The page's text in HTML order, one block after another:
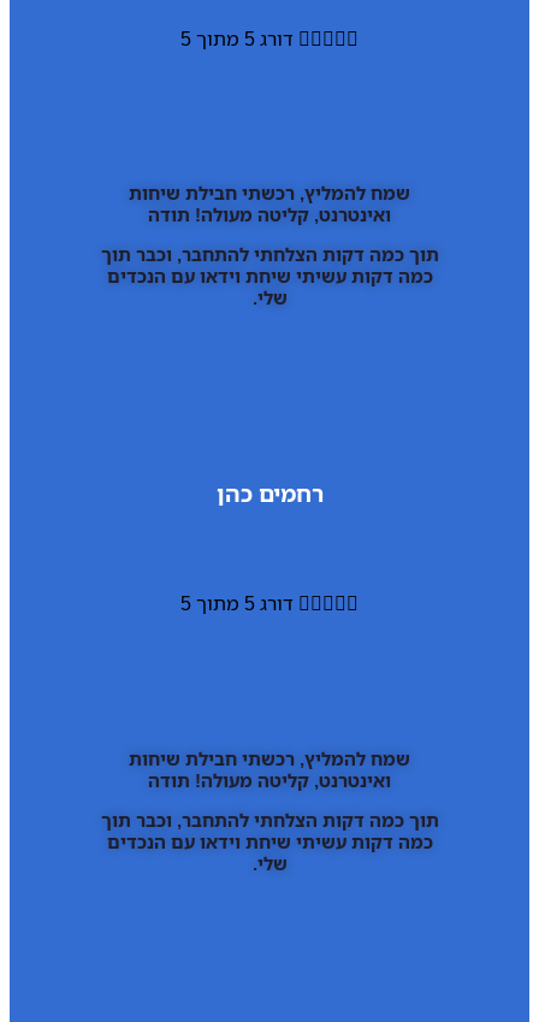
 דורג 5 מתוך 5
שמח להמליץ, רכשתי חבילת שיחות
ואינטרנט, קליטה מעולה! תודה
תוך כמה דקות הצלחתי להתחבר, וכבר תוך
כמה דקות עשיתי שיחת וידאו עם הנכדים
שלי.
רחמים כהן
 דורג 5 מתוך 5
שמח להמליץ, רכשתי חבילת שיחות
ואינטרנט, קליטה מעולה! תודה
תוך כמה דקות הצלחתי להתחבר, וכבר תוך
כמה דקות עשיתי שיחת וידאו עם הנכדים
שלי.